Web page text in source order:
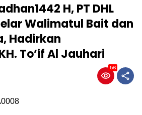
H, PT DHL
Walimatul Bait dan
Hadirkan
To’if Al Jauhari
56